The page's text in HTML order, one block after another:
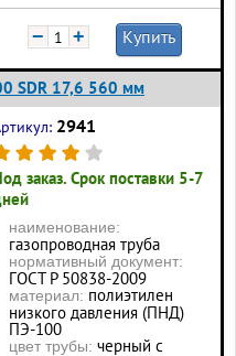
− + Купить
SDR 17,6 560 мм
2941
заказ. Срок поставки 5-7
наименование:
газопроводная труба
нормативный документ:
ГОСТ Р 50838-2009
материал: полиэтилен
низкого давления (ПНД)
ПЭ-100
цвет трубы: черный с